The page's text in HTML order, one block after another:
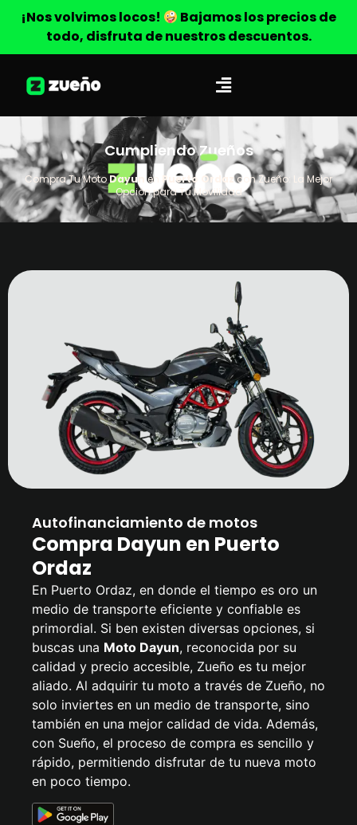
¡Nos volvimos locos!
Bajamos los precios de
todo, disfruta de nuestros descuentos.
Cumpliendo Zueños
Compra Tu Moto Dayunen Puerto Ordazcon Zueño: La Mejor
Opción para Tu Movilidad
Autofinanciamiento de motos
Compra Dayun en Puerto
Ordaz
En Puerto Ordaz, en donde el tiempo es oro un
medio de transporte eficiente y confiable es
primordial. Si ben existen diversas opciones, si
buscas una Moto Dayun, reconocida por su
calidad y precio accesible, Zueño es tu mejor
aliado. Al adquirir tu moto a través de Zueño, no
solo inviertes en un medio de transporte, sino
también en una mejor calidad de vida. Además,
con Sueño, el proceso de compra es sencillo y
rápido, permitiendo disfrutar de tu nueva moto
en poco tiempo.